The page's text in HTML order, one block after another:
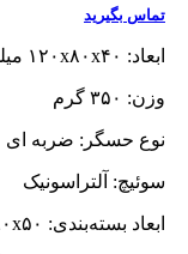
تماس بگیرید
ابعاد: ۱۲۰x۸۰x۴۰ میلی‌متر
وزن: ۳۵۰ گرم
نوع حسگر: ضربه ای
سوئیچ: آلتراسونیک
ابعاد بسته‌بندی: ۲۸۰x۱۸۰x۵۰ میلی متر